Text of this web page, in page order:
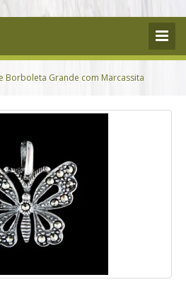
Borboleta Grande com Marcassita